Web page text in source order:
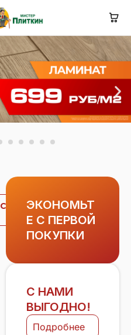
Смотреть
все
ЭКОНОМЬТ
Е С ПЕРВОЙ
ПОКУПКИ
С НАМИ
ВЫГОДНО!
Подробнее